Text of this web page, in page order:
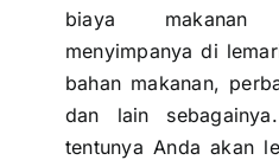
biaya
menyimpanya di
bahan makanan,
dan lain
tentunya Anda akan